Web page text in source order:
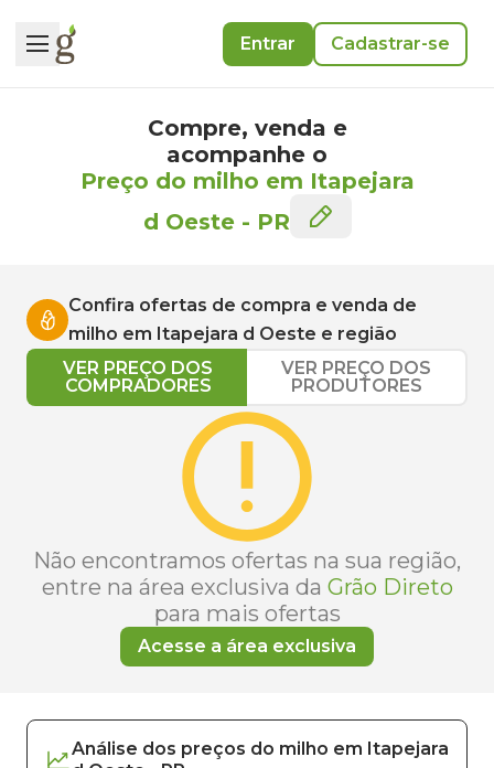
Entrar Cadastrar-se
Compre, venda e
acompanhe o
Preço do milho em Itapejara
d Oeste - PR
Confira ofertas de compra e venda de
milho em Itapejara d Oeste e região
VER PREÇO DOS
COMPRADORES
VER PREÇO DOS
PRODUTORES
Não encontramos ofertas na sua região,
entre na área exclusiva da Grão Direto
para mais ofertas
Acesse a área exclusiva
Análise dos preços do milho em Itapejara